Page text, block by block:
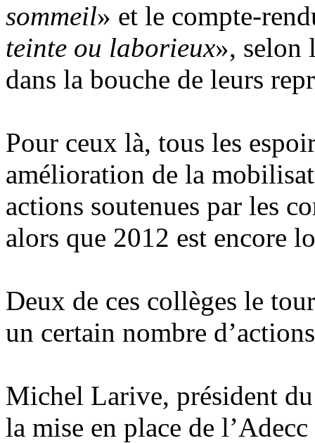
sommeil» et le compte-
teinte ou laborieux», selon
dans la bouche de leurs
Pour ceux là, tous les
amélioration de la
actions soutenues par les
alors que 2012 est encore
Deux de ces collèges le
un certain nombre
Michel Larive, président
la mise en place de l’Adecc